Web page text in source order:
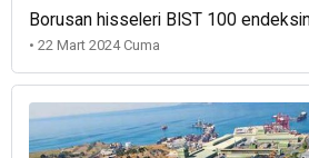
Borusan hisseleri BIST 100
• 22 Mart 2024 Cuma